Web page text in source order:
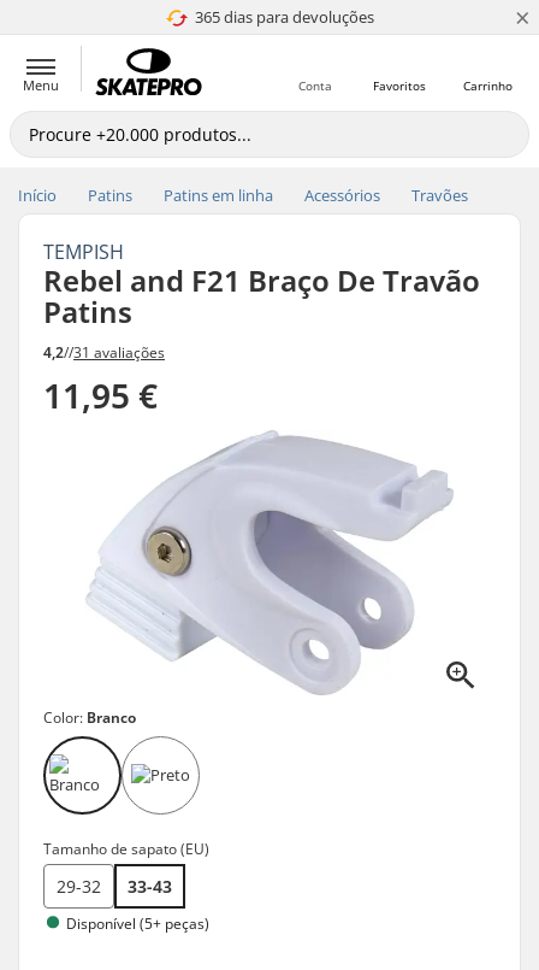
365 dias para devoluções
4.8 de 5 ×
Menu Carrinho
Favoritos
Conta
Início Patins Patins em linha Acessórios Travões
TEMPISH
Rebel and F21 Braço De Travão
Patins
4,2//31 avaliações
11,95 €
Color: Branco
Tamanho de sapato (EU)
29-32 33-43
Disponível (5+ peças)